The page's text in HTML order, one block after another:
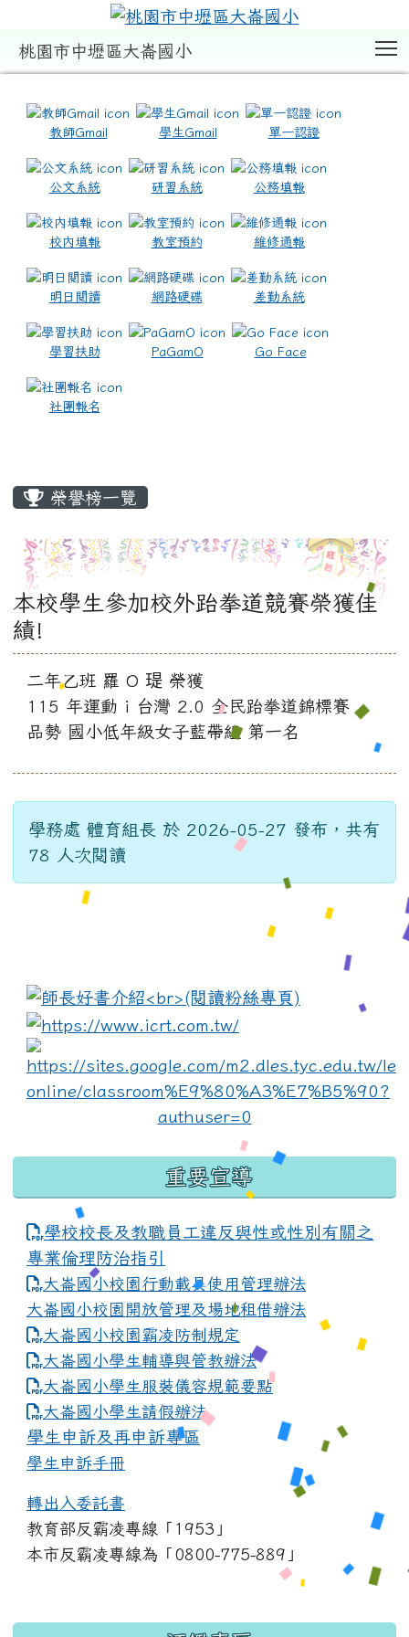
桃園市中壢區大崙國小
教師Gmail 學生Gmail 單一認證
公文系統 研習系統 公務填報
校內填報 教室預約 維修通報
明日閱讀 網路硬碟 差勤系統
學習扶助 PaGamO Go Face
社團報名
榮譽榜一覽
本校學生參加校外跆拳道競賽榮獲佳
績!
二年乙班 羅 O 瑅 榮獲
115 年運動 i 台灣 2.0 全民跆拳道錦標賽
品勢 國小低年級女子藍帶組 第一名
學務處 體育組長 於 2026-05-27 發布，共有
78 人次閱讀
link to https://
重要宣導
學校校長及教職員工違反與性或性別有關之
專業倫理防治指引
大崙國小校園行動載具使用管理辦法
大崙國小校園開放管理及場地租借辦法
大崙國小校園霸凌防制規定
大崙國小學生輔導與管教辦法
大崙國小學生服裝儀容規範要點
link to https://www.dles.tyc.edu.tw/uploads/
大崙國小學生請假辦法
學生申訴及再申訴專區
學生申訴手冊
轉出入委託書
教育部反霸凌專線「1953」
本市反霸凌專線為「0800-775-889」
:::